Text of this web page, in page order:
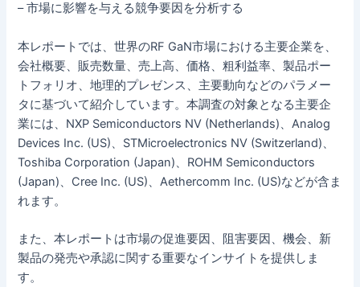
– 市場に影響を与える競争要因を分析する
本レポートでは、世界のRF GaN市場における主要企業を、
会社概要、販売数量、売上高、価格、粗利益率、製品ポー
トフォリオ、地理的プレゼンス、主要動向などのパラメー
タに基づいて紹介しています。本調査の対象となる主要企
業には、NXP Semiconductors NV (Netherlands)、Analog
Devices Inc. (US)、STMicroelectronics NV (Switzerland)、
Toshiba Corporation (Japan)、ROHM Semiconductors
(Japan)、Cree Inc. (US)、Aethercomm Inc. (US)などが含ま
れます。
また、本レポートは市場の促進要因、阻害要因、機会、新
製品の発売や承認に関する重要なインサイトを提供しま
す。